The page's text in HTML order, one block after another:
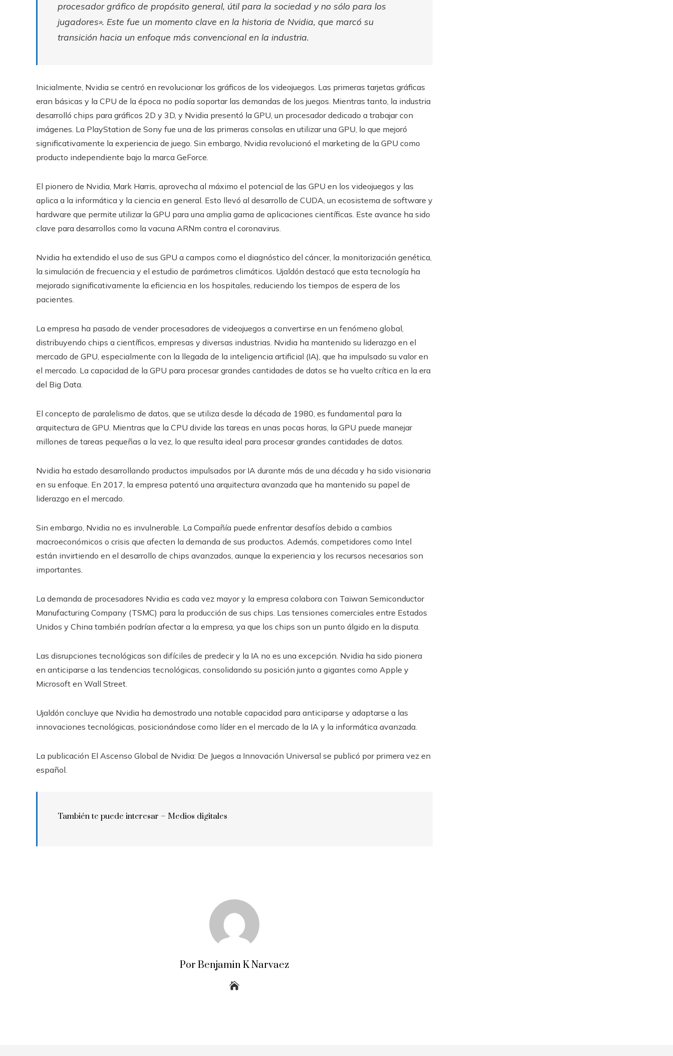
procesador gráfico de propósito general, útil para la sociedad y no sólo para los
jugadores». Este fue un momento clave en la historia de Nvidia, que marcó su
transición hacia un enfoque más convencional en la industria.
Inicialmente, Nvidia se centró en revolucionar los gráficos de los videojuegos. Las primeras tarjetas gráficas
eran básicas y la CPU de la época no podía soportar las demandas de los juegos. Mientras tanto, la industria
desarrolló chips para gráficos 2D y 3D, y Nvidia presentó la GPU, un procesador dedicado a trabajar con
imágenes. La PlayStation de Sony fue una de las primeras consolas en utilizar una GPU, lo que mejoró
significativamente la experiencia de juego. Sin embargo, Nvidia revolucionó el marketing de la GPU como
producto independiente bajo la marca GeForce.
El pionero de Nvidia, Mark Harris, aprovecha al máximo el potencial de las GPU en los videojuegos y las
aplica a la informática y la ciencia en general. Esto llevó al desarrollo de CUDA, un ecosistema de software y
hardware que permite utilizar la GPU para una amplia gama de aplicaciones científicas. Este avance ha sido
clave para desarrollos como la vacuna ARNm contra el coronavirus.
Nvidia ha extendido el uso de sus GPU a campos como el diagnóstico del cáncer, la monitorización genética,
la simulación de frecuencia y el estudio de parámetros climáticos. Ujaldón destacó que esta tecnología ha
mejorado significativamente la eficiencia en los hospitales, reduciendo los tiempos de espera de los
pacientes.
La empresa ha pasado de vender procesadores de videojuegos a convertirse en un fenómeno global,
distribuyendo chips a científicos, empresas y diversas industrias. Nvidia ha mantenido su liderazgo en el
mercado de GPU, especialmente con la llegada de la inteligencia artificial (IA), que ha impulsado su valor en
el mercado. La capacidad de la GPU para procesar grandes cantidades de datos se ha vuelto crítica en la era
del Big Data.
El concepto de paralelismo de datos, que se utiliza desde la década de 1980, es fundamental para la
arquitectura de GPU. Mientras que la CPU divide las tareas en unas pocas horas, la GPU puede manejar
millones de tareas pequeñas a la vez, lo que resulta ideal para procesar grandes cantidades de datos.
Nvidia ha estado desarrollando productos impulsados ​​por IA durante más de una década y ha sido visionaria
en su enfoque. En 2017, la empresa patentó una arquitectura avanzada que ha mantenido su papel de
liderazgo en el mercado.
Sin embargo, Nvidia no es invulnerable. La Compañía puede enfrentar desafíos debido a cambios
macroeconómicos o crisis que afecten la demanda de sus productos. Además, competidores como Intel
están invirtiendo en el desarrollo de chips avanzados, aunque la experiencia y los recursos necesarios son
importantes.
La demanda de procesadores Nvidia es cada vez mayor y la empresa colabora con Taiwan Semiconductor
Manufacturing Company (TSMC) para la producción de sus chips. Las tensiones comerciales entre Estados
Unidos y China también podrían afectar a la empresa, ya que los chips son un punto álgido en la disputa.
Las disrupciones tecnológicas son difíciles de predecir y la IA no es una excepción. Nvidia ha sido pionera
en anticiparse a las tendencias tecnológicas, consolidando su posición junto a gigantes como Apple y
Microsoft en Wall Street.
Ujaldón concluye que Nvidia ha demostrado una notable capacidad para anticiparse y adaptarse a las
innovaciones tecnológicas, posicionándose como líder en el mercado de la IA y la informática avanzada.
La publicación El Ascenso Global de Nvidia: De Juegos a Innovación Universal se publicó por primera vez en
español.
También te puede interesar – Medios digitales
Por Benjamin K Narvaez